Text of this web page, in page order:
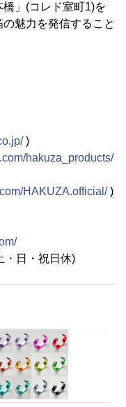
」(コレド室町1)を
魅力を発信すること
)
hakuza_products/
HAKUZA.official/)
・日・祝日休)